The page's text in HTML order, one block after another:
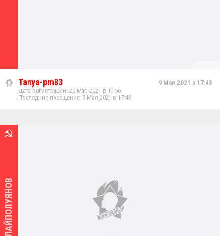
Tanya-pm83
9 Мая 2021 в 17:43
Дата регистрации: 20 Мар 2021 в 10:56
Последние посещение: 9 Мая 2021 в 17:43
НИКОЛАЙПОЛУЯНОВ